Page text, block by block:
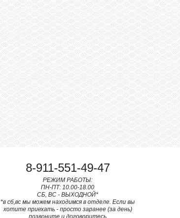
8-911-551-49-47
РЕЖИМ РАБОТЫ:
ПН-ПТ: 10.00-18.00
СБ, ВС - ВЫХОДНОЙ*
*в сб,вс мы можем находимся в отделе. Если вы
хотите приехать - просто заранее (за день)
позвоните и договоритесь